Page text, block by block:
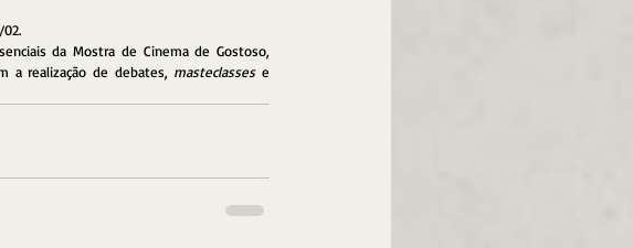
da Mostra de Cinema de Gostoso,
a realização de debates, masteclasses e